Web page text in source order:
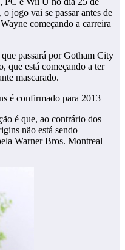
jogo vai se passar antes de
começando a carreira
passará por Gotham City
que está começando a ter
mascarado.
é que, ao contrário dos
não está sendo
Warner Bros. Montreal —